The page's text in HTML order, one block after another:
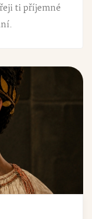
ti příjemné